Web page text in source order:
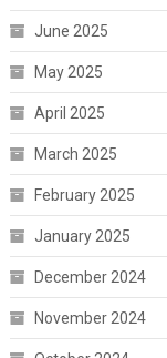
June 2025
May 2025
April 2025
March 2025
February 2025
January 2025
December 2024
November 2024